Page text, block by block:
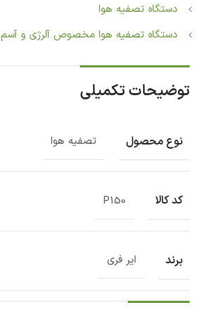
دستگاه تصفیه هوا
دستگاه تصفیه هوا مخصوص آلرژی و آسم
توضیحات تکمیلی
نوع محصول تصفیه هوا
کد کالا P150
برند ایر فری